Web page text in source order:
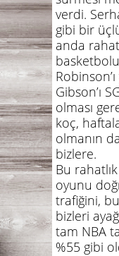
verdi.
gibi bir
anda
Gibson’ı
olması
koç,
olmanın
bizlere.
Bu
oyunu
trafiğini,
bizleri
tam NBA
%55 gibi